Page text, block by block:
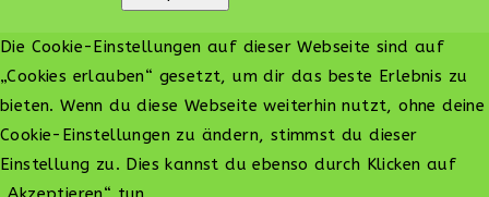
Die Cookie-Einstellungen auf dieser Webseite sind auf
„Cookies erlauben“ gesetzt, um dir das beste Erlebnis zu
bieten. Wenn du diese Webseite weiterhin nutzt, ohne deine
Cookie-Einstellungen zu ändern, stimmst du dieser
Einstellung zu. Dies kannst du ebenso durch Klicken auf